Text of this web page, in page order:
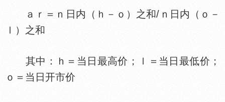
ａｒ＝ｎ日内（ｈ－ｏ）之和/ｎ日内（ｏ－
ｌ）之和
其中：ｈ＝当日最高价；ｌ＝当日最低价；
ｏ＝当日开市价